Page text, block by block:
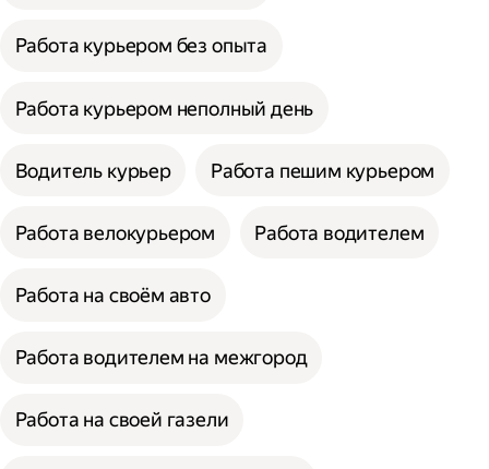
Работа курьером без опыта
Работа курьером неполный день
Водитель курьер Работа пешим курьером
Работа велокурьером Работа водителем
Работа на своём авто
Работа водителем на межгород
Работа на своей газели